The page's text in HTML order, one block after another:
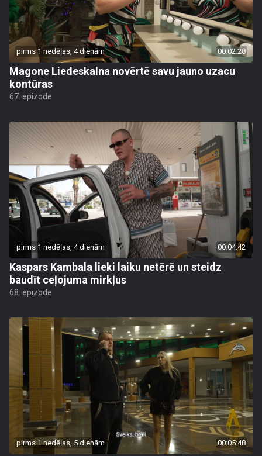
pirms 1 nedēļas, 4 dienām 00:02:28
Magone Liedeskalna novērtē savu jauno uzacu
kontūras
67. epizode
pirms 1 nedēļas, 4 dienām 00:04:42
Kaspars Kambala lieki laiku netērē un steidz
baudīt ceļojuma mirkļus
68. epizode
pirms 1 nedēļas, 5 dienām 00:05:48